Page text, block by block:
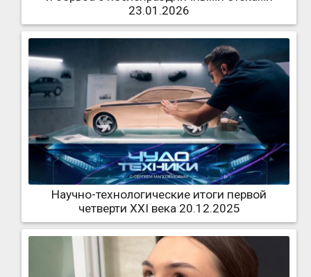
23.01.2026
Научно-технологические итоги первой
четверти XXI века 20.12.2025